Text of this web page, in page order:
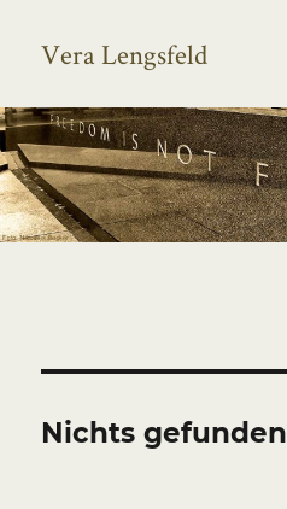
Vera Lengsfeld
Nichts gefunden